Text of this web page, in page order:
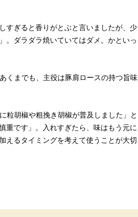
すぎると香りがとぶと言いましたが、少
。ダラダラ焼いていてはダメ。かといっ
くまでも、主役は豚肩ロースの持つ旨味
粒胡椒や粗挽き胡椒が普及しました」と
重です」。入れすぎたら、味はもう元に
えるタイミングを考えて使うことが大切